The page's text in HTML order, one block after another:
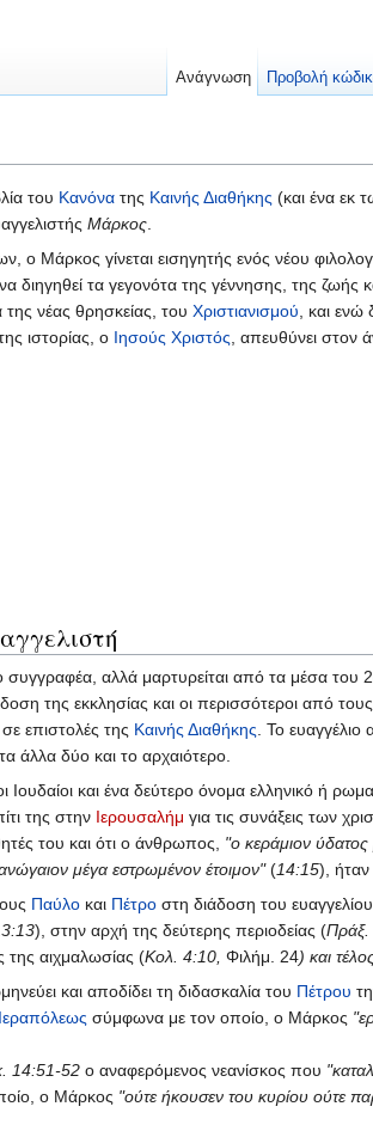
του Κανόνα της Καινής Διαθήκης (και ένα εκ
Μάρκος.
ο Μάρκος γίνεται εισηγητής ενός νέου
να διηγηθεί τα γεγονότα της γέννησης, της
της νέας θρησκείας, του Χριστιανισμού, και ενώ
ιστορίας, ο Ιησούς Χριστός, απευθύνει στον
συγγραφέα, αλλά μαρτυρείται από τα μέσα του
της εκκλησίας και οι περισσότεροι από τους
επιστολές της Καινής Διαθήκης. Το ευαγγέλιο
άλλα δύο και το αρχαιότερο.
και ένα δεύτερο όνομα ελληνικό ή
της στην Ιερουσαλήμ για τις συνάξεις των
του και ότι ο άνθρωπος, "ο κεράμιον
μέγα εστρωμένον έτοιμον"(14:15),
Παύλο και Πέτρο στη διάδοση του
), στην αρχή της δεύτερης περιοδείας (
της αιχμαλωσίας (Κολ. 4:10, Φιλήμ. 24) και
και αποδίδει τη διδασκαλία του Πέτρου
σύμφωνα με τον οποίο, ο Μάρκος
14:51-52 ο αναφερόμενος νεανίσκος που
ο Μάρκος "ούτε ήκουσεν του κυρίου ούτε
Ανάγνωση Προβολή